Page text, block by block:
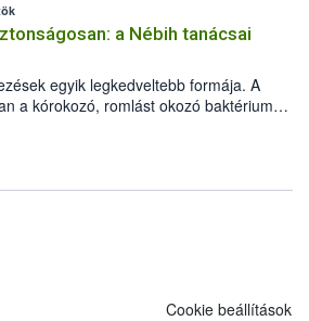
lehetőség a károsító elleni további
készítmény kis kiszerelésben kiskerti
elérhető és ökológiai termesztésben is
a Nébih tanácsai
egyik legkedveltebb formája. A
a kórokozó, romlást okozó baktériumok
is kedvez. A szabadtéri sütögetés
sütési technikáról szól: legalább
a megfelelő hőkezelés, valamint a
Oktatási Programja összegyűjtötte a
Cookie beállítások